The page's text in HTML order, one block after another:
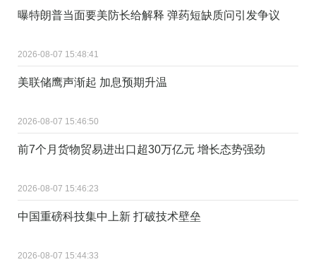
曝特朗普当面要美防长给解释 弹药短缺质问引发争议
2026-08-07 15:48:41
美联储鹰声渐起 加息预期升温
2026-08-07 15:46:50
前7个月货物贸易进出口超30万亿元 增长态势强劲
2026-08-07 15:46:23
中国重磅科技集中上新 打破技术壁垒
2026-08-07 15:44:33